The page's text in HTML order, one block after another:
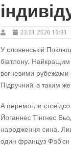
23.01.2020 19:31
У словенській
біатлону. Найкращим
вогневими рубежами
Підручний із таким
А перемогли
Йоганнес Тінгнес
народження сина.
один француз